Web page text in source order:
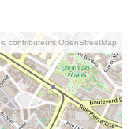
© contributeurs OpenStreetMap